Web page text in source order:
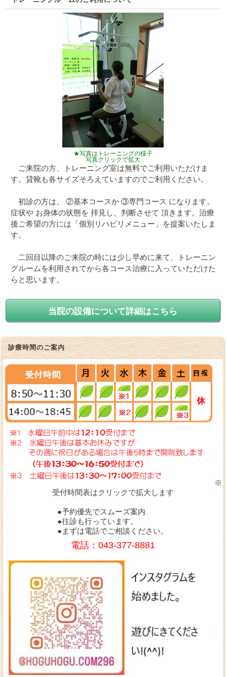
★写真はトレーニングの様子
写真クリックで拡大
ご来院の方、トレーニング室は無料でご利用いただけま
す。貸靴も各サイズそろえていますのでご利用ください。
初診の方は、 ②基本コースか ③専門コース になります。
症状や お身体の状態を 拝見し、判断させて 頂きます。治療
後ご希望の方には「個別リハビリメニュー」を提案いたしま
す。
二回目以降のご来院の時には少し早めに来て、トレーニン
グルームを利用されてから各コース治療に入っていただけた
らと思います。
当院の設備について詳細はこちら
診療時間のご案内
※
受付時間表はクリックで拡大します
●予約優先でスムーズ案内
●往診も行っています。
●まずは電話でご相談ください。
電話：043-377-8881